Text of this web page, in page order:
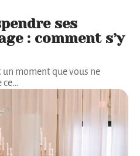
ses
: comment s’y
un moment que vous ne
ce…